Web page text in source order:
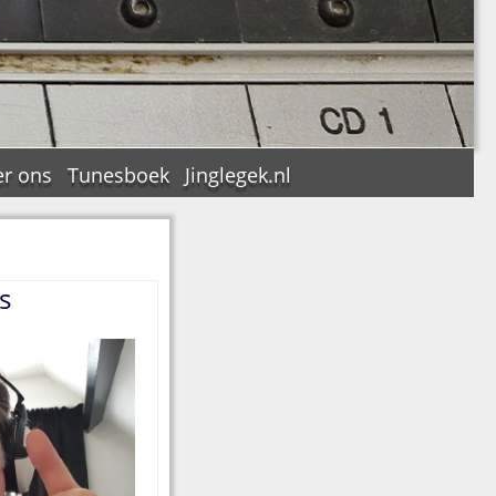
ons Tunesboek Jinglegek.nl